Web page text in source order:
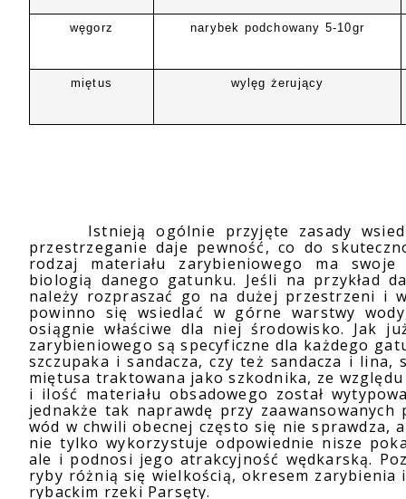
węgorz narybek podchowany 5-10gr
miętus wylęg żerujący
Istnieją ogólnie przyjęte zasady
przestrzeganie daje pewność, co do
rodzaj materiału zarybieniowego ma swoje
biologią danego gatunku. Jeśli na przykład
należy rozpraszać go na dużej przestrzeni i
powinno się wsiedlać w górne warstwy
osiągnie właściwe dla niej środowisko. Jak
zarybieniowego są specyficzne dla każdego
szczupaka i sandacza, czy też sandacza i
miętusa traktowana jako szkodnika, ze
i ilość materiału obsadowego został
jednakże tak naprawdę przy
wód w chwili obecnej często się nie sprawdza,
nie tylko wykorzystuje odpowiednie nisze
ale i podnosi jego atrakcyjność wędkarską.
ryby różnią się wielkością, okresem
rybackim rzeki Parsęty.